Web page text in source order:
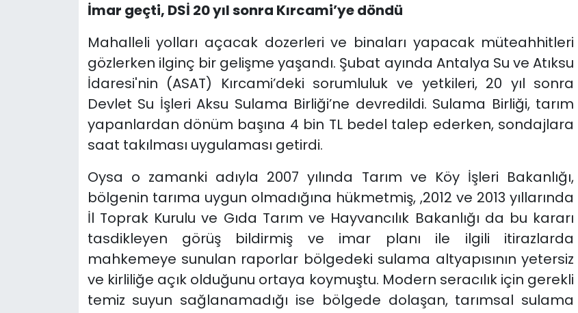
İmar geçti, DSİ 20 yıl sonra Kırcami’ye döndü
Mahalleli yolları açacak dozerleri ve binaları yapacak müteahhitleri
gözlerken ilginç bir gelişme yaşandı. Şubat ayında Antalya Su ve Atıksu
İdaresi'nin (ASAT) Kırcami’deki sorumluluk ve yetkileri, 20 yıl sonra
Devlet Su İşleri Aksu Sulama Birliği’ne devredildi. Sulama Birliği, tarım
yapanlardan dönüm başına 4 bin TL bedel talep ederken, sondajlara
saat takılması uygulaması getirdi.
Oysa o zamanki adıyla 2007 yılında Tarım ve Köy İşleri Bakanlığı,
bölgenin tarıma uygun olmadığına hükmetmiş, ,2012 ve 2013 yıllarında
İl Toprak Kurulu ve Gıda Tarım ve Hayvancılık Bakanlığı da bu kararı
tasdikleyen görüş bildirmiş ve imar planı ile ilgili itirazlarda
mahkemeye sunulan raporlar bölgedeki sulama altyapısının yetersiz
ve kirliliğe açık olduğunu ortaya koymuştu. Modern seracılık için gerekli
temiz suyun sağlanamadığı ise bölgede dolaşan, tarımsal sulama